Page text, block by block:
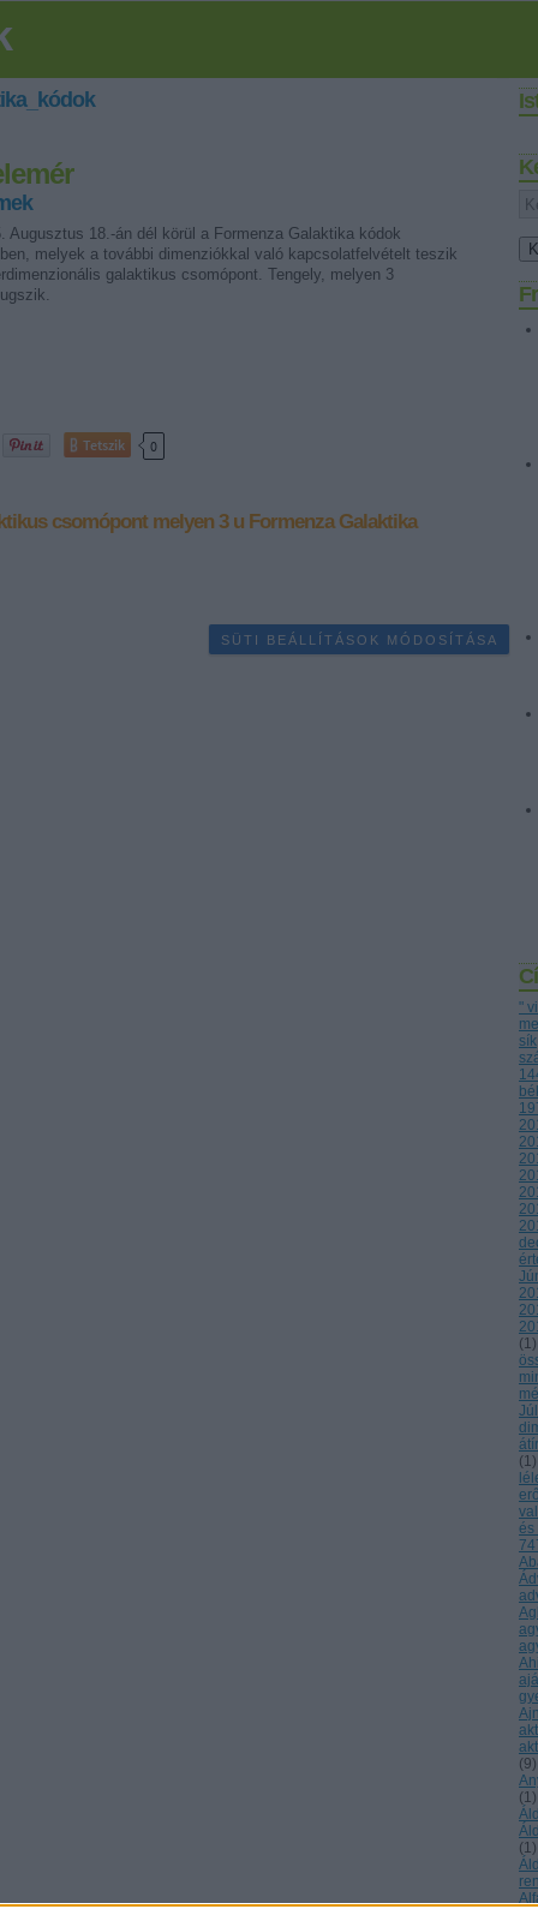
"
sík
(1)
(1)
erő
és
(9)
(1)
(1)
Augusztus 18.-án dél körül a Formenza Galaktika kódok
melyek a további dimenziókkal való kapcsolatfelvételt teszik
galaktikus csomópont. Tengely, melyen 3
Tetszik 0
csomópont melyen 3 u Formenza Galaktika
SÜTI BEÁLLÍTÁSOK MÓDOSÍTÁSA